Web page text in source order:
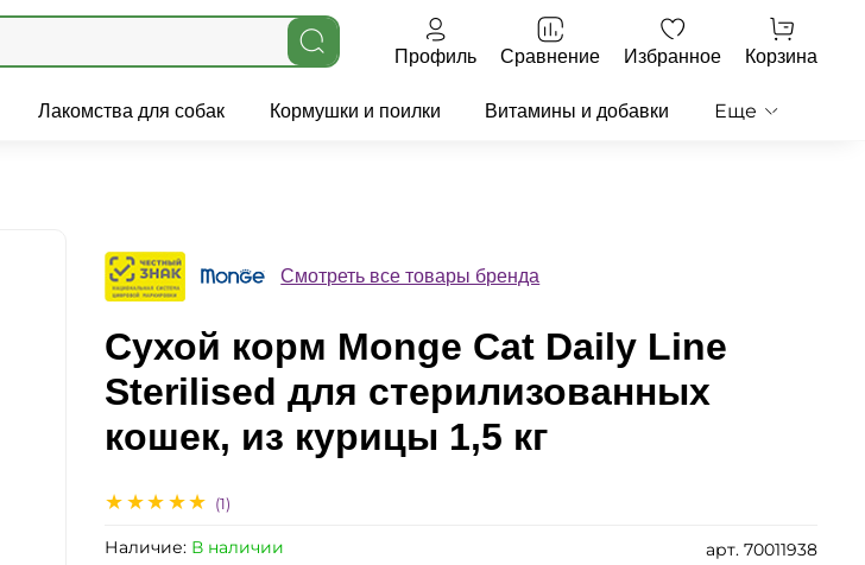
Профиль Сравнение Избранное Корзина
Лакомства для собак Кормушки и поилки Витамины и добавки Еще
(1)
арт. 70011938
Наличие: В наличии
Смотреть все товары бренда
Сухой корм Monge Cat Daily Line
Sterilised для стерилизованных
кошек, из курицы 1,5 кг